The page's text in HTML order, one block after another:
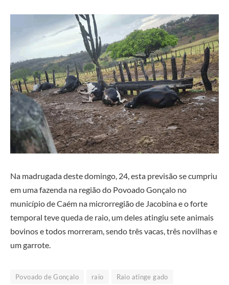
Na madrugada deste domingo, 24, esta previsão se cumpriu
em uma fazenda na região do Povoado Gonçalo no
município de Caém na microrregião de Jacobina e o forte
temporal teve queda de raio, um deles atingiu sete animais
bovinos e todos morreram, sendo três vacas, três novilhas e
um garrote.
Povoado de Gonçalo raio Raio atinge gado